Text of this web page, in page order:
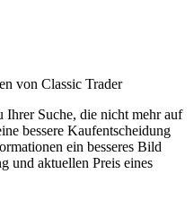
von Classic Trader
Ihrer Suche, die nicht mehr auf
bessere Kaufentscheidung
ein besseres Bild
und aktuellen Preis eines